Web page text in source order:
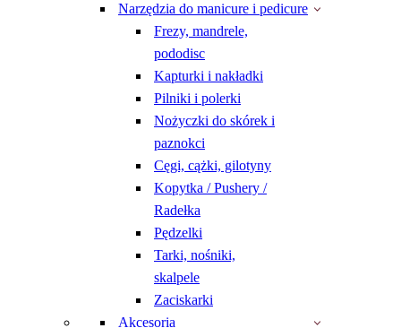
Narzędzia do manicure i pedicure
Frezy, mandrele,
pododisc
Kapturki i nakładki
Pilniki i polerki
Nożyczki do skórek i
paznokci
Cęgi, cążki, gilotyny
Kopytka / Pushery /
Radełka
Pędzelki
Tarki, nośniki,
skalpele
Zaciskarki
Akcesoria